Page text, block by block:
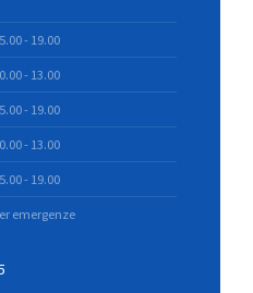
- 19.00
- 13.00
- 19.00
- 13.00
- 19.00